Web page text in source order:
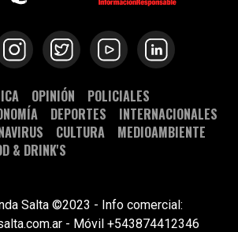
OPINIÓN
POLICIALES
DEPORTES
INTERNACIONALES
CULTURA
MEDIOAMBIENTE
& DRINK'S
Salta ©2023 - Info comercial:
- Móvil +543874412346